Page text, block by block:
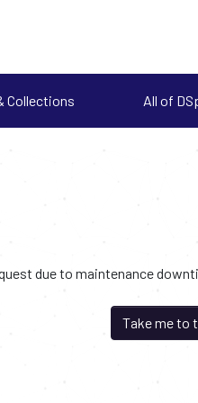
Collections All of
due to maintenance
Take me to